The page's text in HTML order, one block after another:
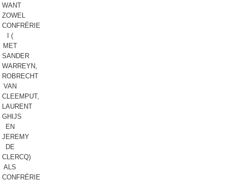
WANT
ZOWEL
CONFRÉRIE
I (
MET
SANDER
WARREYN,
ROBRECHT
VAN
CLEEMPUT,
LAURENT
GHIJS
EN
JEREMY
DE
CLERCQ)
ALS
CONFRÉRIE